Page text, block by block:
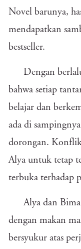
Novel barunya,
mendapatkan
bestseller.
Dengan
bahwa setiap
belajar dan
ada di
dorongan.
Alya untuk tetap
terbuka terhadap
Alya dan
dengan makan
bersyukur atas